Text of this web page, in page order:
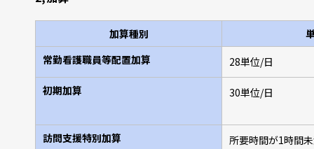
加算種別
常勤看護職員等配置加算
28単位/日
初期加算 30単位/日
訪問支援特別加算
所要時間が1時間